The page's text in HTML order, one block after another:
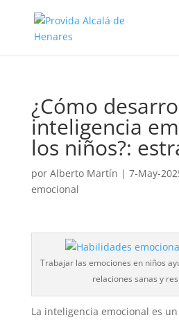
¿Cómo
inteligencia
los niños?:
por Alberto Martín | 7-May-
emocional
Trabajar las emociones en niños
relaciones sanas y
La inteligencia emocional es